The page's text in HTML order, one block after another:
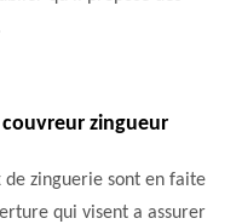
zingueur
de zinguerie sont en faite
qui visent a assurer